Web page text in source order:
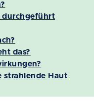
durchgeführt
das?
strahlende Haut